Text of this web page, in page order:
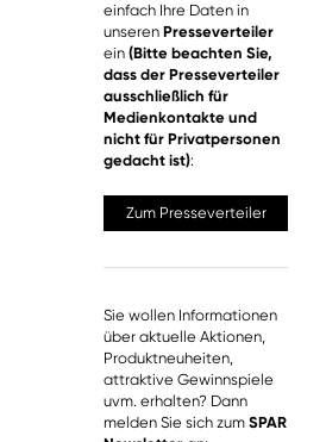
einfach Ihre Daten in
unseren Presseverteiler
ein (Bitte beachten Sie,
dass der Presseverteiler
ausschließlich für
Medienkontakte und
nicht für Privatpersonen
gedacht ist):
Zum Presseverteiler
Sie wollen Informationen
über aktuelle Aktionen,
Produktneuheiten,
attraktive Gewinnspiele
uvm. erhalten? Dann
melden Sie sich zum SPAR